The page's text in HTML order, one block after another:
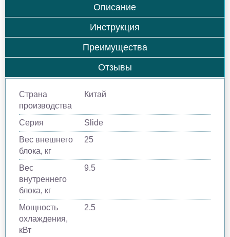
Описание
Инструкция
Преимущества
Отзывы
Страна
производства
Китай
Серия
Slide
Вес внешнего
блока, кг
25
Вес
внутреннего
блока, кг
9.5
Мощность
охлаждения,
кВт
2.5